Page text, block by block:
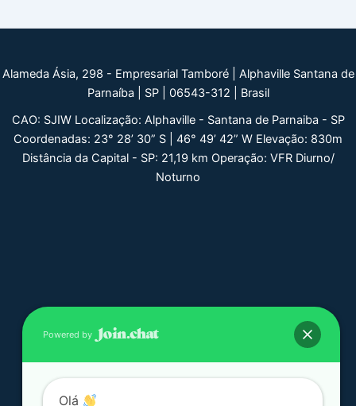
Alameda Ásia, 298 - Empresarial Tamboré | Alphaville Santana de
Parnaíba | SP | 06543-312 | Brasil
CAO: SJIW Localização: Alphaville - Santana de Parnaiba - SP
Coordenadas: 23° 28’ 30” S | 46° 49’ 42” W Elevação: 830m
Distância da Capital - SP: 21,19 km Operação: VFR Diurno/
Noturno
Powered by
Olá